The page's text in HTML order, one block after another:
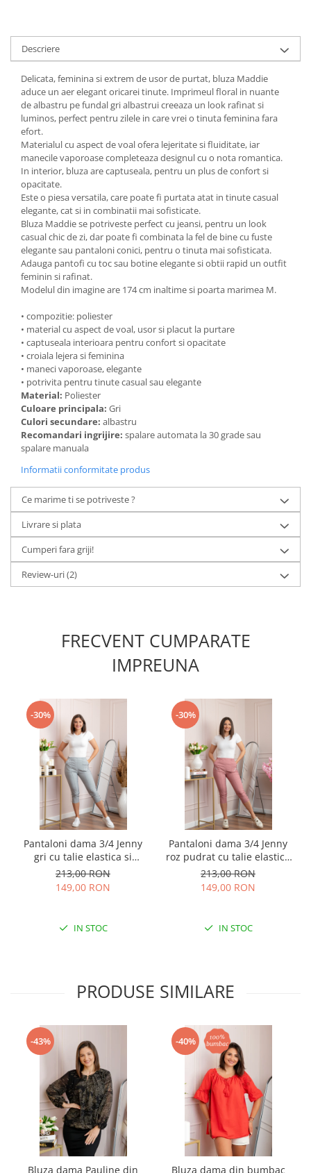
Descriere
Delicata, feminina si extrem de usor de purtat, bluza Maddie
aduce un aer elegant oricarei tinute. Imprimeul floral in nuante
de albastru pe fundal gri albastrui creeaza un look rafinat si
luminos, perfect pentru zilele in care vrei o tinuta feminina fara
efort.
Materialul cu aspect de voal ofera lejeritate si fluiditate, iar
manecile vaporoase completeaza designul cu o nota romantica.
In interior, bluza are captuseala, pentru un plus de confort si
opacitate.
Este o piesa versatila, care poate fi purtata atat in tinute casual
elegante, cat si in combinatii mai sofisticate.
Bluza Maddie se potriveste perfect cu jeansi, pentru un look
casual chic de zi, dar poate fi combinata la fel de bine cu fuste
elegante sau pantaloni conici, pentru o tinuta mai sofisticata.
Adauga pantofi cu toc sau botine elegante si obtii rapid un outfit
feminin si rafinat.
Modelul din imagine are 174 cm inaltime si poarta marimea M.
• compozitie: poliester
• material cu aspect de voal, usor si placut la purtare
• captuseala interioara pentru confort si opacitate
• croiala lejera si feminina
• maneci vaporoase, elegante
• potrivita pentru tinute casual sau elegante
Material: Poliester
Culoare principala: Gri
Culori secundare: albastru
Recomandari ingrijire: spalare automata la 30 grade sau
spalare manuala
Informatii conformitate produs
Ce marime ti se potriveste ?
Livrare si plata
Cumperi fara griji!
Review-uri(2)
FRECVENT CUMPARATE
IMPREUNA
-30%
Pantaloni dama 3/4 Jenny
gri cu talie elastica si
fermoare decorative
213,00 RON
149,00 RON
IN STOC
-30%
Pantaloni dama 3/4 Jenny
roz pudrat cu talie elastica
si fermoare decorative
213,00 RON
149,00 RON
IN STOC
PRODUSE SIMILARE
-43%
Bluza dama Pauline din
-40%
Bluza dama din bumbac